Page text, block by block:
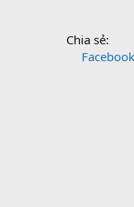
Chia sẻ:
Facebook